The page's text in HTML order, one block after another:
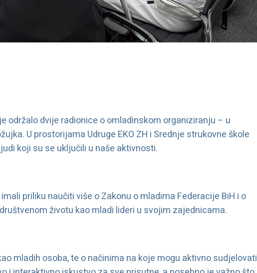
održalo dvije radionice o omladinskom organiziranju – u
U prostorijama Udruge EKO ZH i Srednje strukovne škole
koji su se uključili u naše aktivnosti.
priliku naučiti više o Zakonu o mladima Federacije BiH i o
životu kao mladi lideri u svojim zajednicama.
mladih osoba, te o načinima na koje mogu aktivno sudjelovati